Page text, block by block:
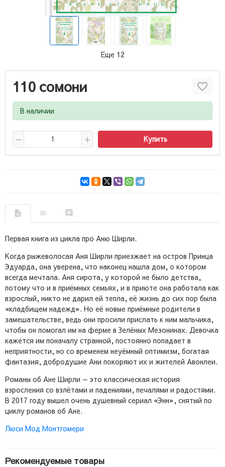
Еще 12
110 сомони
В наличии
Купить
Первая книга из цикла про Аню Ширли.
Когда рыжеволосая Аня Ширли приезжает на остров Принца
Эдуарда, она уверена, что наконец нашла дом, о котором
всегда мечтала. Аня сирота, у которой не было детства,
потому что и в приёмных семьях, и в приюте она работала как
взрослый, никто не дарил ей тепла, её жизнь до сих пор была
«кладбищем надежд». Но её новые приёмные родители в
замешательстве, ведь они просили прислать к ним мальчика,
чтобы он помогал им на ферме в Зелёных Мезонинах. Девочка
кажется им поначалу странной, постоянно попадает в
неприятности, но со временем неуёмный оптимизм, богатая
фантазия, добродушие Ани покоряют их и жителей Авонлеи.
Романы об Ане Ширли — это классическая история
взросления со взлётами и падениями, печалями и радостями.
В 2017 году вышел очень душевный сериал «Энн», снятый по
циклу романов об Ане.
Люси Мод Монтгомери
Рекомендуемые товары